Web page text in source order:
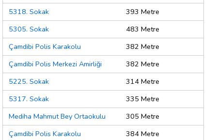
5318. Sokak
393 Metre
5305. Sokak
483 Metre
Çamdibi Polis Karakolu
382 Metre
Çamdibi Polis Merkezi Amirliği
382 Metre
5225. Sokak
314 Metre
5317. Sokak
335 Metre
Mediha Mahmut Bey Ortaokulu
305 Metre
Çamdibi Polis Karakolu
384 Metre